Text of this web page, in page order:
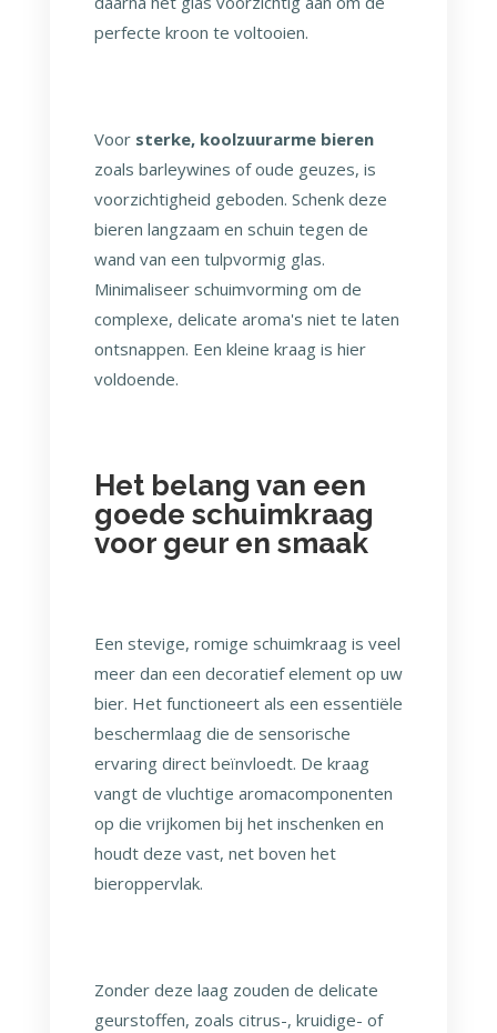
perfecte kroon te voltooien.
Voor sterke, koolzuurarme bieren
zoals barleywines of oude geuzes, is
voorzichtigheid geboden. Schenk deze
bieren langzaam en schuin tegen de
wand van een tulpvormig glas.
Minimaliseer schuimvorming om de
complexe, delicate aroma's niet te laten
ontsnappen. Een kleine kraag is hier
voldoende.
Het belang van een
goede schuimkraag
voor geur en smaak
Een stevige, romige schuimkraag is veel
meer dan een decoratief element op uw
bier. Het functioneert als een essentiële
beschermlaag die de sensorische
ervaring direct beïnvloedt. De kraag
vangt de vluchtige aromacomponenten
op die vrijkomen bij het inschenken en
houdt deze vast, net boven het
bieroppervlak.
Zonder deze laag zouden de delicate
geurstoffen, zoals citrus-, kruidige- of